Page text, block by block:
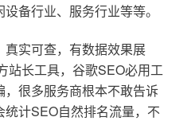
备行业、服务行业等等。
实可查，有数据效果展
站长工具，谷歌SEO必用工
很多服务商根本不敢告诉
计SEO自然排名流量，不